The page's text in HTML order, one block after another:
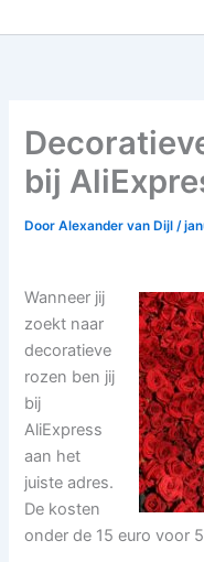
bij
DoorAlexander van Dijl/
Wanneer jij
zoekt naar
decoratieve
rozen ben jij
bij
AliExpress
aan het
juiste adres.
De kosten
onder de 15 euro voor